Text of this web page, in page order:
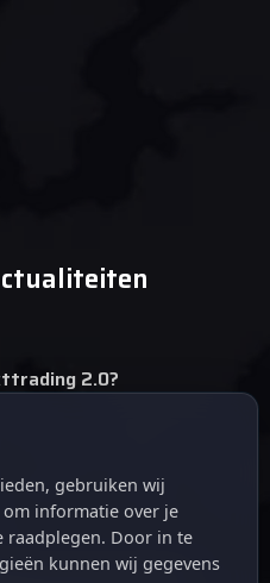
2.0?
gebruiken wij
informatie over je
raadplegen. Door in te
kunnen wij gegevens